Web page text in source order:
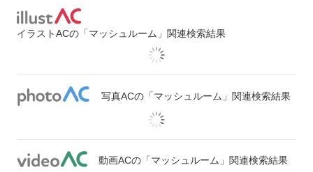
イラストACの「マッシュルーム」関連検索結果
写真ACの「マッシュルーム」関連検索結果
動画ACの「マッシュルーム」関連検索結果